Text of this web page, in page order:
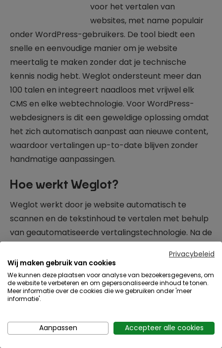
Privacybeleid
Wij maken gebruik van cookies
We kunnen deze plaatsen voor analyse van bezoekersgegevens, om
de website te verbeteren en om gepersonaliseerde inhoud te tonen.
Meer informatie over de cookies die we gebruiken onder 'meer
informatie'.
Aanpassen Accepteer alle cookies
voor het vertalen van
websites, met name populair
onder WordPress-gebruikers. De tool biedt een
snelle en eenvoudige manier om je website
meertalig te maken zonder dat je technische
kennis nodig hebt. Weglot ondersteunt meer dan
100 talen en integreert naadloos met vrijwel elk
CMS en elke webtechnologie. Voor WordPress-
webdesigners is dit een geweldige oplossing omdat
het zich automatisch aanpast aan nieuwe content,
waardoor vertalingen up-to-date blijven zonder
handmatige aanpassingen.
Hoe werkt Weglot?
Weglot werkt door je website automatisch te
scannen en de tekstinhoud te vertalen met behulp
van geautomatiseerde vertalingstechnologie. Na de
handmatig bewerken via een gebruiksvriendelijk
dashboard. Bovendien biedt Weglot de mogelijkheid
om professionele vertalers in te schakelen voor
specifieke content, wat vooral handig is voor
voegt automatisch een taalwisselaar toe aan je